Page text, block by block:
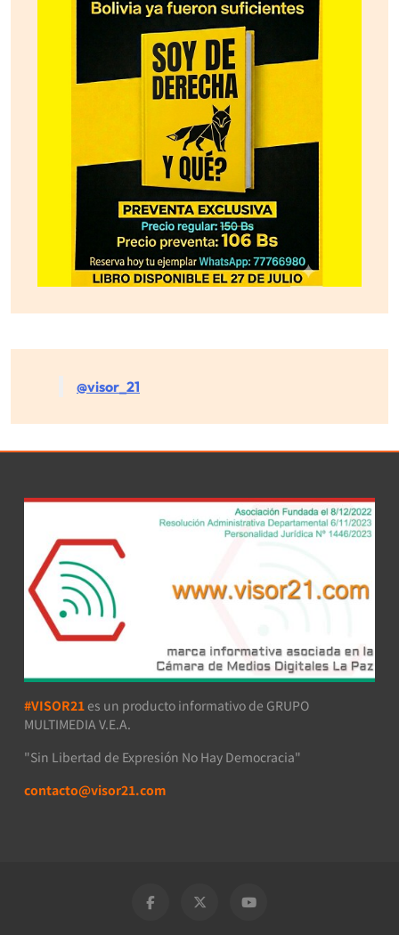
@visor_21
#VISOR21 es un producto informativo de GRUPO
MULTIMEDIA V.E.A.
"Sin Libertad de Expresión No Hay Democracia"
contacto@visor21.com